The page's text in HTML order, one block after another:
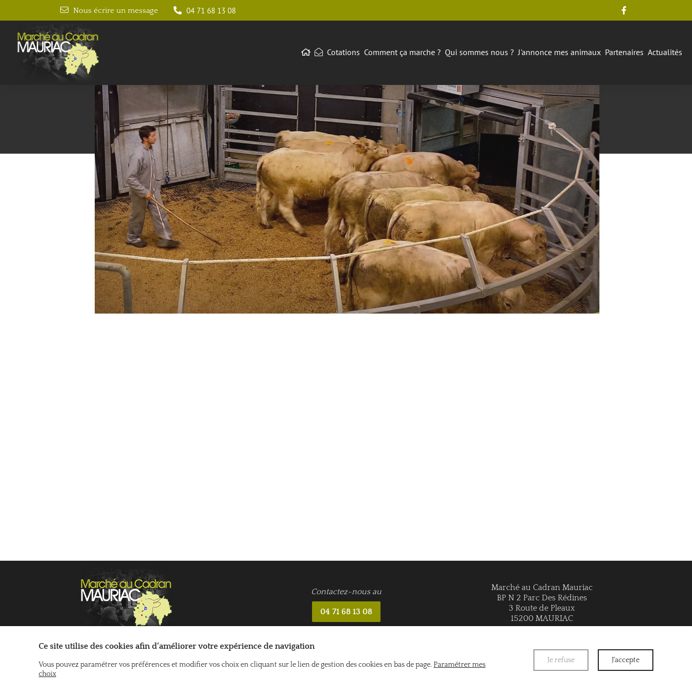
Nous écrire un message 04 71 68 13 08
Cotations Comment ça marche ? Qui sommes nous ? J'annonce mes animaux Partenaires Actualités
Contactez-nous au
04 71 68 13 08
Marché au Cadran Mauriac
BP N 2 Parc Des Rédines
3 Route de Pleaux
15200 MAURIAC
Données personnelles
Ce site utilise des cookies afin d’améliorer votre expérience de navigation
Vous pouvez paramétrer vos préférences et modifier vos choix en cliquant sur le lien de gestion des cookies en bas de page. Paramétrer mes
choix
Je refuse J'accepte